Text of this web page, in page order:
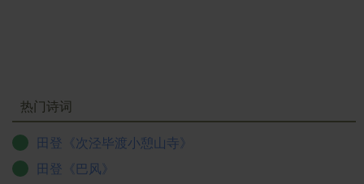
热门诗词
田登《次泾毕渡小憩山寺》
田登《巴风》